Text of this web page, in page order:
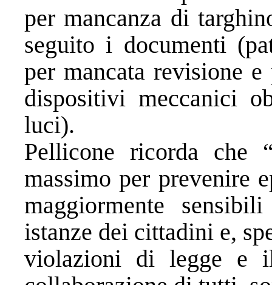
per mancanza di
seguito i documenti
per mancata revisione
dispositivi meccanici
luci).
Pellicone ricorda che
massimo per prevenire
maggiormente
istanze dei cittadini e,
violazioni di legge e